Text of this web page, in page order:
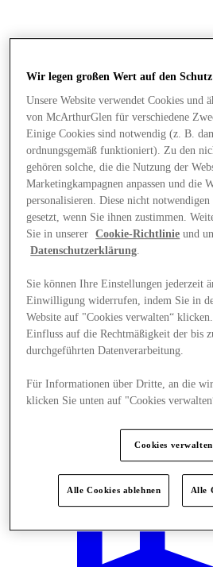
Angebote
Wir legen großen Wert auf den
Unsere Website verwendet Cookies und
von McArthurGlen für verschiedene
Einige Cookies sind notwendig (z. B.
ordnungsgemäß funktioniert). Zu den
gehören solche, die die Nutzung der
Marketingkampagnen anpassen und die
personalisieren. Diese nicht
gesetzt, wenn Sie ihnen zustimmen.
Sie in unserer
Cookie-Richtlinie und
Datenschutzerklärung.
Sie können Ihre Einstellungen jederzeit
Einwilligung widerrufen, indem Sie in
Website auf "Cookies verwalten“
Einfluss auf die Rechtmäßigkeit der bis
durchgeführten Datenverarbeitung.
Für Informationen über Dritte, an die
klicken Sie unten auf "Cookies
Cookies verwalten
Alle Cookies ablehnen Alle